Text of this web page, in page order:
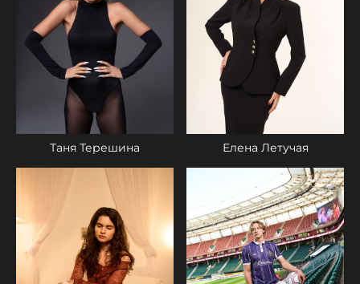
Таня Терешина Елена Летучая